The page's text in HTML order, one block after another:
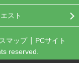
スト
マップ
PCサイト
reserved.